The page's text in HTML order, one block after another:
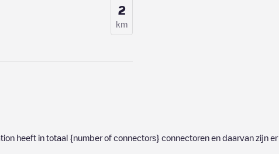
2
km
heeft in totaal {number of connectors} connectoren en daarvan zijn er